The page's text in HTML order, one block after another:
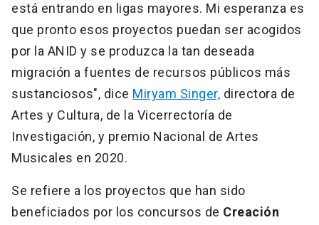
está entrando en ligas mayores. Mi esperanza es
que pronto esos proyectos puedan ser acogidos
por la ANID y se produzca la tan deseada
migración a fuentes de recursos públicos más
sustanciosos", dice Miryam Singer, directora de
Artes y Cultura, de la Vicerrectoría de
Investigación, y premio Nacional de Artes
Musicales en 2020.
Se refiere a los proyectos que han sido
beneficiados por los concursos de Creación